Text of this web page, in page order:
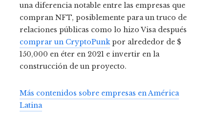
una diferencia notable entre las empresas que
compran NFT, posiblemente para un truco de
relaciones públicas como lo hizo Visa después
comprar un CryptoPunkpor alrededor de $
150,000 en éter en 2021 e invertir en la
construcción de un proyecto.
Más contenidos sobre empresas en América
Latina